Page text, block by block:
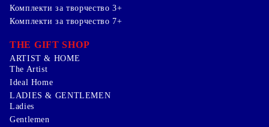
Комплекти за творчество 3+
Комплекти за творчество 7+
THE GIFT SHOP
ARTIST & HOME
The Artist
Ideal Home
LADIES & GENTLEMEN
Ladies
Gentlemen